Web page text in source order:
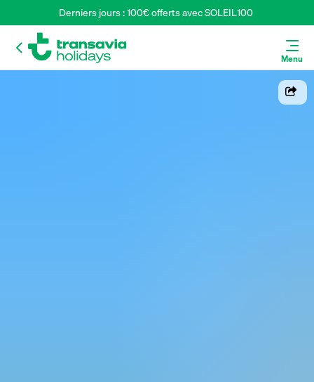
Derniers jours : 100€ offerts avec SOLEIL100
Menu